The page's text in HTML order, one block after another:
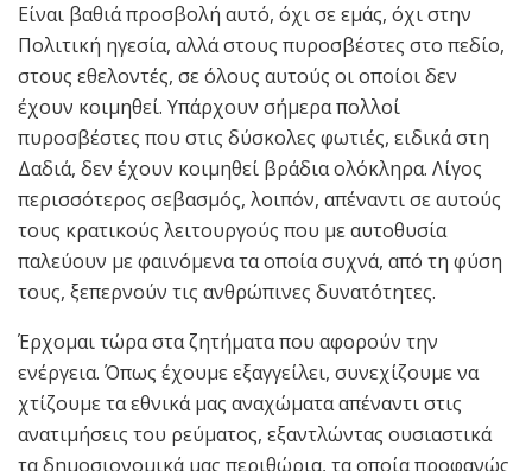
Είναι βαθιά προσβολή αυτό, όχι σε εμάς, όχι στην
Πολιτική ηγεσία, αλλά στους πυροσβέστες στο πεδίο,
στους εθελοντές, σε όλους αυτούς οι οποίοι δεν
έχουν κοιμηθεί. Υπάρχουν σήμερα πολλοί
πυροσβέστες που στις δύσκολες φωτιές, ειδικά στη
Δαδιά, δεν έχουν κοιμηθεί βράδια ολόκληρα. Λίγος
περισσότερος σεβασμός, λοιπόν, απέναντι σε αυτούς
τους κρατικούς λειτουργούς που με αυτοθυσία
παλεύουν με φαινόμενα τα οποία συχνά, από τη φύση
τους, ξεπερνούν τις ανθρώπινες δυνατότητες.
Έρχομαι τώρα στα ζητήματα που αφορούν την
ενέργεια. Όπως έχουμε εξαγγείλει, συνεχίζουμε να
χτίζουμε τα εθνικά μας αναχώματα απέναντι στις
ανατιμήσεις του ρεύματος, εξαντλώντας ουσιαστικά
τα δημοσιονομικά μας περιθώρια, τα οποία προφανώς